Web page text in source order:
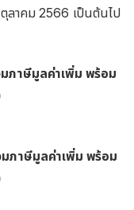
ลาคม 2566 เป็นต้นไป
ภาษีมูลค่าเพิ่ม พร้อม
ภาษีมูลค่าเพิ่ม พร้อม